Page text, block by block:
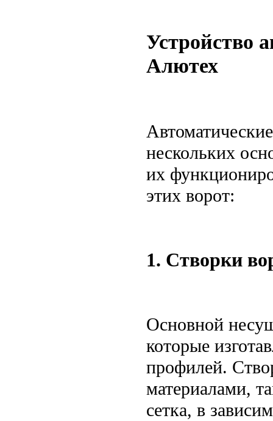
Устройство
Алютех
нескольких
их
этих ворот:
1. Створки
Основной
которые
профилей.
материалами,
сетка, в